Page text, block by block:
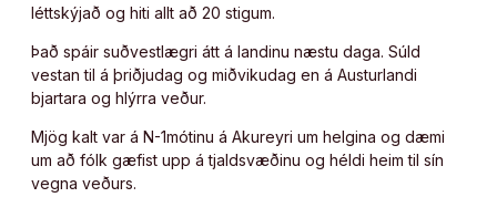
léttskýjað og hiti allt að 20 stigum.
Það spáir suðvestlægri átt á landinu næstu daga. Súld
vestan til á þriðjudag og miðvikudag en á Austurlandi
bjartara og hlýrra veður.
Mjög kalt var á N-1mótinu á Akureyri um helgina og dæmi
um að fólk gæfist upp á tjaldsvæðinu og héldi heim til sín
vegna veðurs.